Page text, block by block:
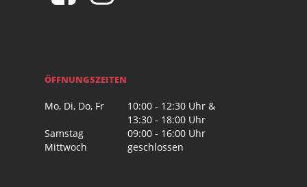
ÖFFNUNGSZEITEN
Mo, Di, Do, Fr
10:00 - 12:30 Uhr &
13:30 - 18:00 Uhr
Samstag
09:00 - 16:00 Uhr
Mittwoch
geschlossen